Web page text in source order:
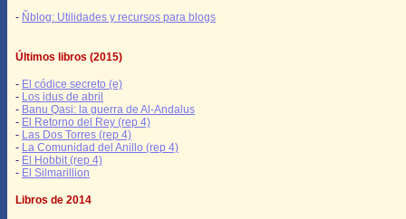
- Ñblog: Utilidades y recursos para blogs
Últimos libros (2015)
- El códice secreto (e)
- Los idus de abril
- Banu Qasi: la guerra de Al-Andalus
- El Retorno del Rey (rep 4)
- Las Dos Torres (rep 4)
- La Comunidad del Anillo (rep 4)
- El Hobbit (rep 4)
- El Silmarillion
Libros de 2014